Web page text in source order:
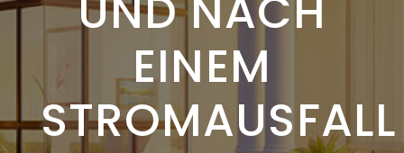
EINEM
STROMAUSFALL